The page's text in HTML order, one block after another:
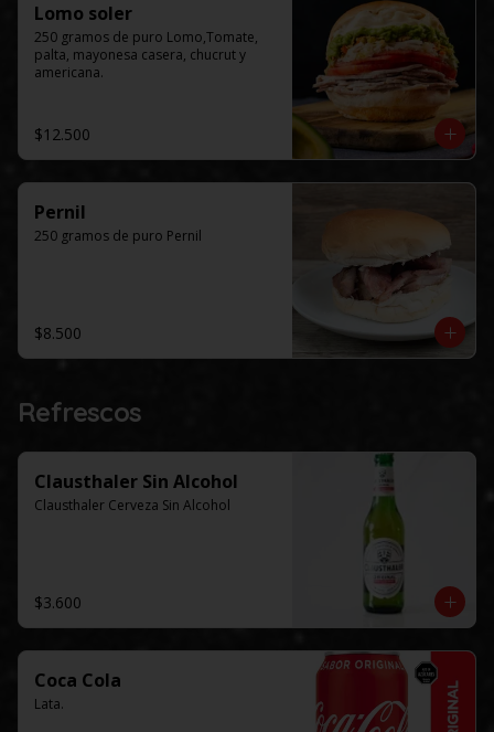
Lomo soler
250 gramos de puro Lomo,Tomate,
palta, mayonesa casera, chucrut y
americana.
$12.500
Pernil
250 gramos de puro Pernil
$8.500
Refrescos
Clausthaler Sin Alcohol
Clausthaler Cerveza Sin Alcohol
$3.600
Coca Cola
Lata.